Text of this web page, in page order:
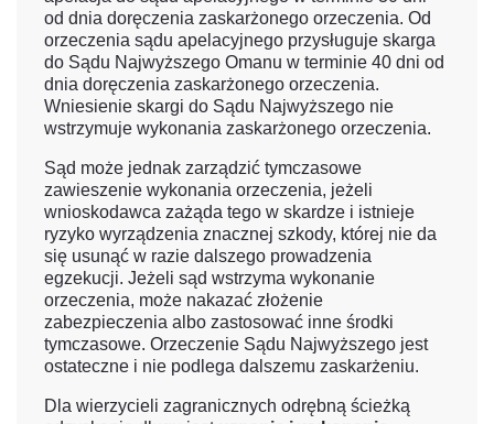
od dnia doręczenia zaskarżonego orzeczenia. Od
orzeczenia sądu apelacyjnego przysługuje skarga
do Sądu Najwyższego Omanu w terminie 40 dni od
dnia doręczenia zaskarżonego orzeczenia.
Wniesienie skargi do Sądu Najwyższego nie
wstrzymuje wykonania zaskarżonego orzeczenia.
Sąd może jednak zarządzić tymczasowe
zawieszenie wykonania orzeczenia, jeżeli
wnioskodawca zażąda tego w skardze i istnieje
ryzyko wyrządzenia znacznej szkody, której nie da
się usunąć w razie dalszego prowadzenia
egzekucji. Jeżeli sąd wstrzyma wykonanie
orzeczenia, może nakazać złożenie
zabezpieczenia albo zastosować inne środki
tymczasowe. Orzeczenie Sądu Najwyższego jest
ostateczne i nie podlega dalszemu zaskarżeniu.
Dla wierzycieli zagranicznych odrębną ścieżką